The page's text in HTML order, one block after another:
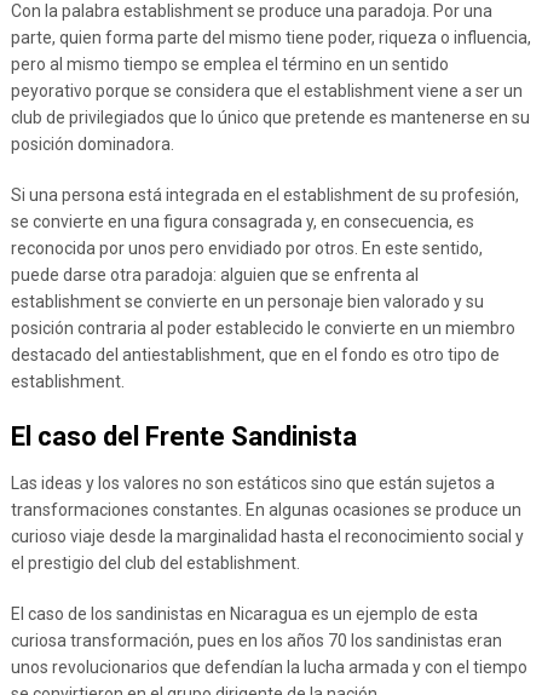
Con la palabra establishment se produce una paradoja. Por una
parte, quien forma parte del mismo tiene poder, riqueza o influencia,
pero al mismo tiempo se emplea el término en un sentido
peyorativo porque se considera que el establishment viene a ser un
club de privilegiados que lo único que pretende es mantenerse en su
posición dominadora.
Si una persona está integrada en el establishment de su profesión,
se convierte en una figura consagrada y, en consecuencia, es
reconocida por unos pero envidiado por otros. En este sentido,
puede darse otra paradoja: alguien que se enfrenta al
establishment se convierte en un personaje bien valorado y su
posición contraria al poder establecido le convierte en un miembro
destacado del antiestablishment, que en el fondo es otro tipo de
establishment.
El caso del Frente Sandinista
Las ideas y los valores no son estáticos sino que están sujetos a
transformaciones constantes. En algunas ocasiones se produce un
curioso viaje desde la marginalidad hasta el reconocimiento social y
el prestigio del club del establishment.
El caso de los sandinistas en Nicaragua es un ejemplo de esta
curiosa transformación, pues en los años 70 los sandinistas eran
unos revolucionarios que defendían la lucha armada y con el tiempo